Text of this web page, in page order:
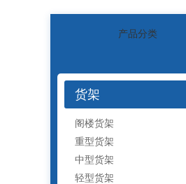
产品分类
货架
阁楼货架
重型货架
中型货架
轻型货架